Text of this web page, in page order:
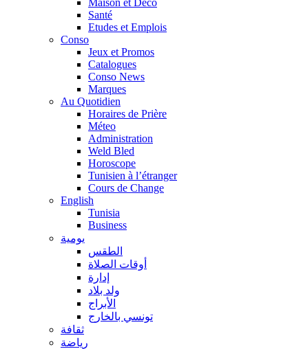
Maison et Déco
Santé
Etudes et Emplois
Conso
Jeux et Promos
Catalogues
Conso News
Marques
Au Quotidien
Horaires de Prière
Méteo
Administration
Weld Bled
Horoscope
Tunisien à l’étranger
Cours de Change
English
Tunisia
Business
يومية
الطقس
أوقات الصلاة
إدارة
ولد بلاد
الأبراج
تونسي بالخارج
ثقافة
رياضة